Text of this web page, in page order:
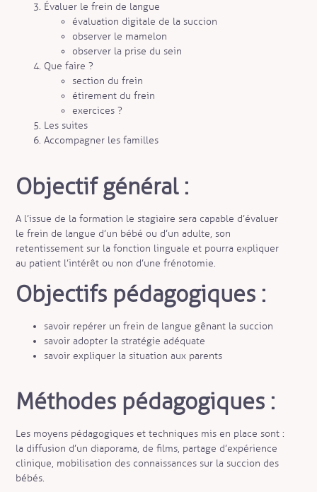
Évaluer le frein de langue
évaluation digitale de la succion
observer le mamelon
observer la prise du sein
Que faire ?
section du frein
étirement du frein
exercices ?
Les suites
Accompagner les familles
Objectif général :
A l’issue de la formation le stagiaire sera capable d’évaluer
le frein de langue d’un bébé ou d’un adulte, son
retentissement sur la fonction linguale et pourra expliquer
au patient l’intérêt ou non d’une frénotomie.
Objectifs pédagogiques :
savoir repérer un frein de langue gênant la succion
savoir adopter la stratégie adéquate
savoir expliquer la situation aux parents
Méthodes pédagogiques :
Les moyens pédagogiques et techniques mis en place sont :
la diffusion d’un diaporama, de films, partage d’expérience
clinique, mobilisation des connaissances sur la succion des
bébés.